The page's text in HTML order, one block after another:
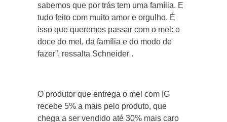
sabemos que por trás tem uma família. E
tudo feito com muito amor e orgulho. É
isso que queremos passar com o mel: o
doce do mel, da família e do modo de
fazer”, ressalta Schneider .
O produtor que entrega o mel com IG
recebe 5% a mais pelo produto, que
chega a ser vendido até 30% mais caro